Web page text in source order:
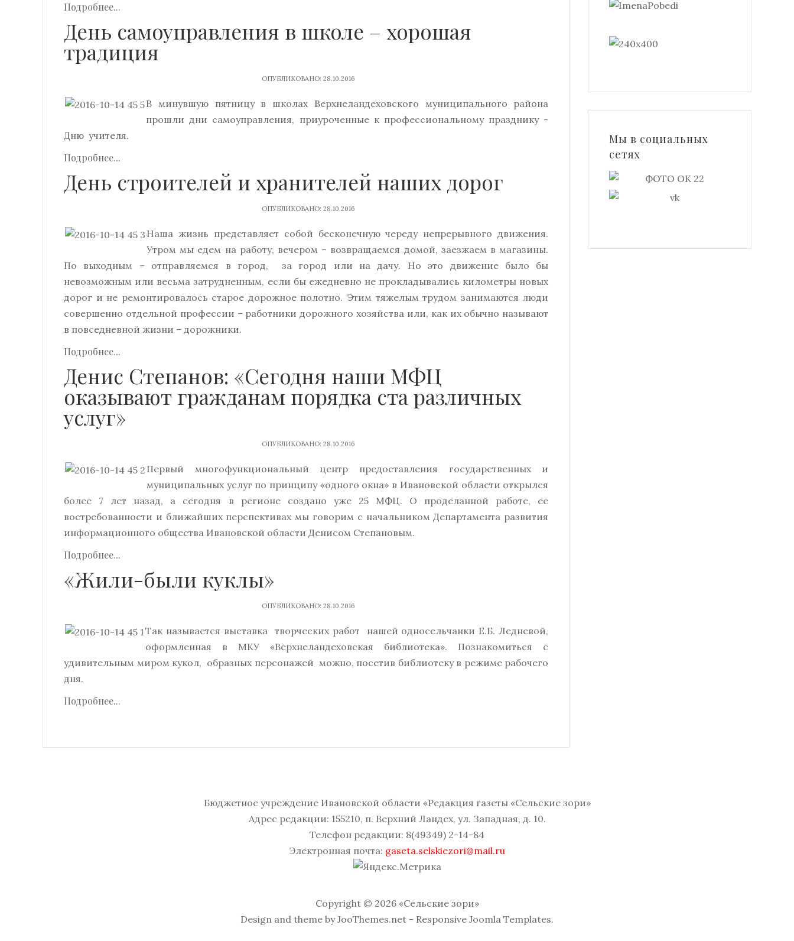
Подробнее...
День самоуправления в школе – хорошая
традиция
ОПУБЛИКОВАНО: 28.10.2016
В минувшую пятницу в школах Верхнеландеховского муниципального района
прошли дни самоуправления, приуроченные к профессиональному празднику -
Дню учителя.
Подробнее...
День строителей и хранителей наших дорог
ОПУБЛИКОВАНО: 28.10.2016
Наша жизнь представляет собой бесконечную череду непрерывного движения.
Утром мы едем на работу, вечером – возвращаемся домой, заезжаем в магазины.
По выходным – отправляемся в город, за город или на дачу. Но это движение было бы
невозможным или весьма затрудненным, если бы ежедневно не прокладывались километры новых
дорог и не ремонтировалось старое дорожное полотно. Этим тяжелым трудом занимаются люди
совершенно отдельной профессии – работники дорожного хозяйства или, как их обычно называют
в повседневной жизни – дорожники.
Подробнее...
Денис Степанов: «Сегодня наши МФЦ
оказывают гражданам порядка ста различных
услуг»
ОПУБЛИКОВАНО: 28.10.2016
Первый многофункциональный центр предоставления государственных и
муниципальных услуг по принципу «одного окна» в Ивановской области открылся
более 7 лет назад, а сегодня в регионе создано уже 25 МФЦ. О проделанной работе, ее
востребованности и ближайших перспективах мы говорим с начальником Департамента развития
информационного общества Ивановской области Денисом Степановым.
Подробнее...
«Жили-были куклы»
ОПУБЛИКОВАНО: 28.10.2016
Так называется выставка творческих работ нашей односельчанки Е.Б. Ледневой,
оформленная в МКУ «Верхнеландеховская библиотека». Познакомиться с
удивительным миром кукол, образных персонажей можно, посетив библиотеку в режиме рабочего
дня.
Подробнее...
Мы в социальных
сетях
Бюджетное учреждение Ивановской области «Редакция газеты «Сельские зори»
Адрес редакции: 155210, п. Верхний Ландех, ул. Западная, д. 10.
Телефон редакции: 8(49349) 2-14-84
Электронная почта: gaseta.selskiezori@mail.ru
Copyright © 2026 «Сельские зори»
Design and theme by JooThemes.net - Responsive Joomla Templates.